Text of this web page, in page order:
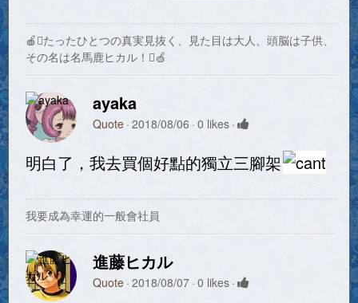
🍎たったひとつの真実見抜く、見た目は大人、頭脳は子供、
その名は名馬鹿ヒカル！🍏
ayaka
Quote 2018/08/06 0 likes
明白了，我去買個好點的獨立三腳架
我要成為幸運的一般會社員
進藤ヒカル
Quote 2018/08/07 0 likes